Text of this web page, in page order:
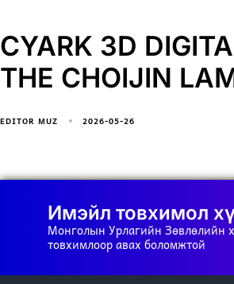
CYARK 3D
THE CHOIJIN
EDITOR MUZ 2026-05-26
Имэйл товхимол
Монголын Урлагийн Зөвлөлийн
товхимлоор авах боломжтой